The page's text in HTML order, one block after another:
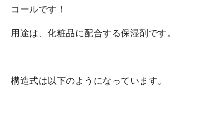
コールです！
用途は、化粧品に配合する保湿剤です。
構造式は以下のようになっています。